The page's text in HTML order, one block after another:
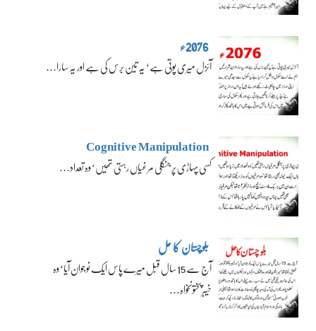
2076ء
آئزل میری پوتی ہے‘ یہ تین برس کی ہے اور یہ سارا…
Cognitive Manipulation
کسی پہاڑی پر جنگلی مرغیاں رہتی تھیں‘ وہ تعداد…
بلوچستان کا حل
آج سے 15 سال قبل میرے پاس ایک نوجوان آیا‘ وہ
خیبرپختونخواہ…